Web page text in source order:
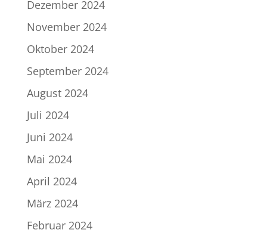
Dezember 2024
November 2024
Oktober 2024
September 2024
August 2024
Juli 2024
Juni 2024
Mai 2024
April 2024
März 2024
Februar 2024